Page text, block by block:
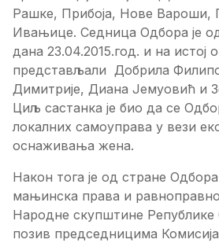
Рашке, Прибоја, Нове Вароши,
Ивањице. Седница Одбора је
дана 23.04.2015.год. и на
представљали Добрила
Димитрије, Диана Јемуовић и
Циљ састанка је био да се
локалних самоуправа у вези
оснаживања жена.
Након тога је од стране
мањинска права и
Народне скупштине Републике
позив председницима